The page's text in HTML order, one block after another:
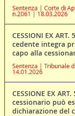
Sentenza | Corte di
n.2061 | 18.03.2026
CESSIONI EX
cedente integra
capo alla
Sentenza | Tribunale
14.01.2026
CESSIONE EX
cessionario può
dichiarazione del